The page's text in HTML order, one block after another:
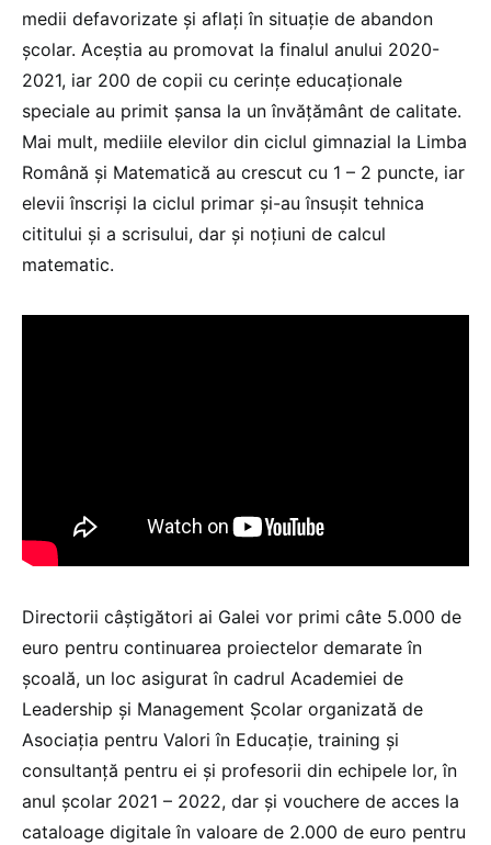
medii defavorizate şi aflaţi în situaţie de abandon
şcolar. Aceştia au promovat la finalul anului 2020-
2021, iar 200 de copii cu cerinţe educaţionale
speciale au primit şansa la un învăţământ de calitate.
Mai mult, mediile elevilor din ciclul gimnazial la Limba
Română şi Matematică au crescut cu 1 – 2 puncte, iar
elevii înscrişi la ciclul primar şi-au însuşit tehnica
cititului şi a scrisului, dar şi noţiuni de calcul
matematic.
Directorii câştigători ai Galei vor primi câte 5.000 de
euro pentru continuarea proiectelor demarate în
şcoală, un loc asigurat în cadrul Academiei de
Leadership şi Management Şcolar organizată de
Asociaţia pentru Valori în Educaţie, training şi
consultanţă pentru ei şi profesorii din echipele lor, în
anul şcolar 2021 – 2022, dar şi vouchere de acces la
cataloage digitale în valoare de 2.000 de euro pentru